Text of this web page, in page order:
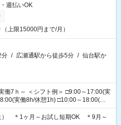
週払いOK
上限15000円まで/月）
分 / 広瀬通駅から徒歩5分 / 仙台駅か
□9:00～17:00(実
実働8h/休憩1h) □10:00～18:00(実
働7h/休憩1h) □10:00～19:00(実働8h/休憩1h) ＊時間固定ＯＫ
） ＊1ヶ月～お試し短期OK ＊9月～